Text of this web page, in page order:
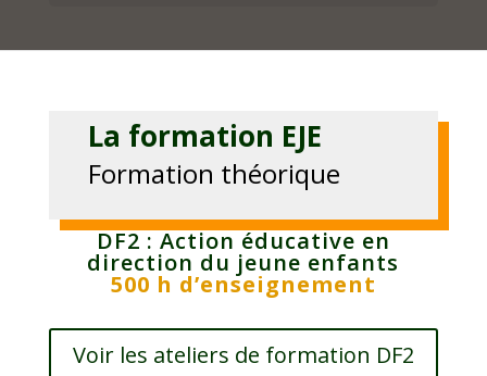
La formation EJE
Formation théorique
DF2 : Action éducative en
direction du jeune enfants
500 h d’enseignement
Voir les ateliers de formation DF2